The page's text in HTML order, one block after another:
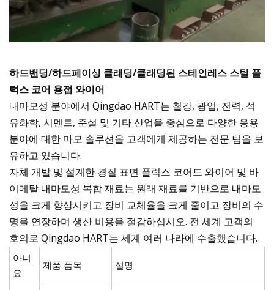
하드밴딩/하드페이싱 클래딩/클래딩된 스테인레스 스틸 플
럭스 코어 용접 와이어
내마모성 분야에서 Qingdao HART는 철강, 광업, 전력, 석
유화학, 시멘트, 준설 및 기타 산업을 중심으로 다양한 응용
분야에 대한 마모 솔루션을 고객에게 제공하는 전문 팀을 보
유하고 있습니다.
자체 개발 및 설계한 경질 표면 플럭스 코어드 와이어 및 바
이메탈 내마모성 복합 재료는 원래 재료를 기반으로 내마모
성을 크게 향상시키고 장비 교체율을 크게 줄이고 장비의 수
명을 연장하며 생산 비용을 절감하십시오. 전 세계 고객의
호의로 Qingdao HART는 세계 여러 나라에 수출했습니다.
아니
요
제품 품목 설명